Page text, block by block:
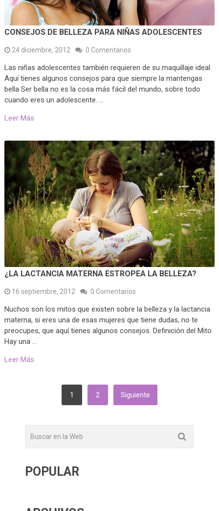
CONSEJOS DE BELLEZA PARA NIÑAS ADOLESCENTES
24 diciembre, 2012 0 Comentarios
Las niñas adolescentes también requieren de su maquillaje ideal.
Aquí tienes algunos consejos para que siempre la mantengas
bella Ser bella no es la cosa más fácil del mundo, sobre todo
cuando eres un adolescente. …
Leer Más
¿LA LACTANCIA MATERNA ESTROPEA LA BELLEZA?
16 septiembre, 2012 0 Comentarios
Nuchos son los mitos que existen sobre la belleza y la lactancia
materna, si eres una de esas mujeres que tiene dudas, no te
preocupes, que aquí tienes algunos consejos. Definición del Mito
Hay una …
Leer Más
PAGINACIÓN1 2 Siguiente
POPULAR